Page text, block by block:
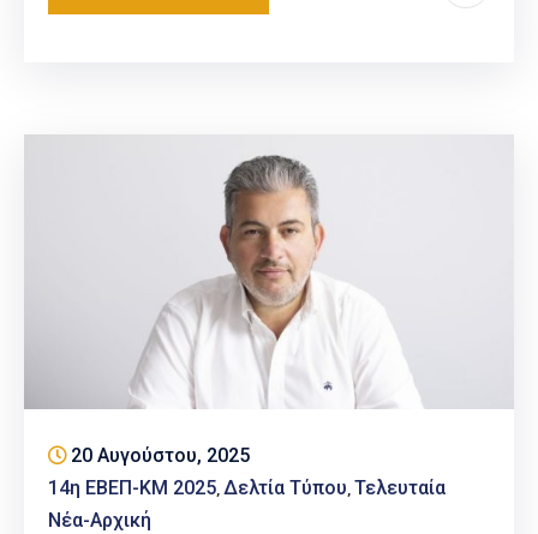
20 Αυγούστου, 2025
14η ΕΒΕΠ-ΚΜ 2025‚ Δελτία Τύπου‚ Τελευταία
Νέα-Αρχική